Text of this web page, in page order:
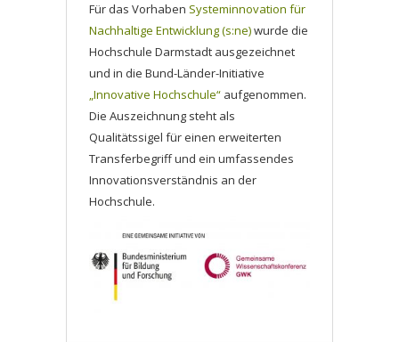
Für das Vorhaben Systeminnovation für
Nachhaltige Entwicklung (s:ne)wurde die
Hochschule Darmstadt ausgezeichnet
und in die Bund-Länder-Initiative
„Innovative Hochschule“ aufgenommen.
Die Auszeichnung steht als
Qualitätssigel für einen erweiterten
Transferbegriff und ein umfassendes
Innovationsverständnis an der
Hochschule.